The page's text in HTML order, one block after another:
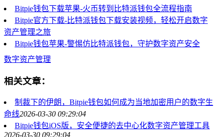
Bitpie钱包下载苹果-火币转到比特派钱包全流程指南
Bitpie官方下载-比特派钱包下载安装视频，轻松开启数字
资产管理之旅
Bitpie钱包苹果-警惕仿比特派钱包，守护数字资产安全
数字资产管理
相关文章：
制裁下的伊朗，Bitpie钱包如何成为当地加密用户的数字生
命线2026-03-30 09:29:04
Bitpie钱包iOS版，安全便捷的去中心化数字资产管理工具
2026-03-30 09:29:04